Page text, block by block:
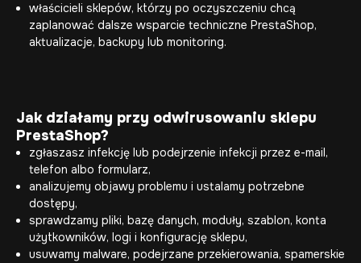
właścicieli sklepów, którzy po oczyszczeniu chcą
zaplanować dalsze wsparcie techniczne PrestaShop,
aktualizacje, backupy lub monitoring.
Jak działamy przy odwirusowaniu sklepu
PrestaShop?
zgłaszasz infekcję lub podejrzenie infekcji przez e-mail,
telefon albo formularz,
analizujemy objawy problemu i ustalamy potrzebne
dostępy,
sprawdzamy pliki, bazę danych, moduły, szablon, konta
użytkowników, logi i konfigurację sklepu,
usuwamy malware, podejrzane przekierowania, spamerskie